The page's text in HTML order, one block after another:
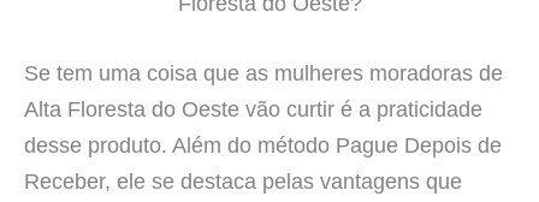
Se tem uma coisa que as mulheres moradoras de
Alta Floresta do Oeste vão curtir é a praticidade
desse produto. Além do método Pague Depois de
Receber, ele se destaca pelas vantagens que